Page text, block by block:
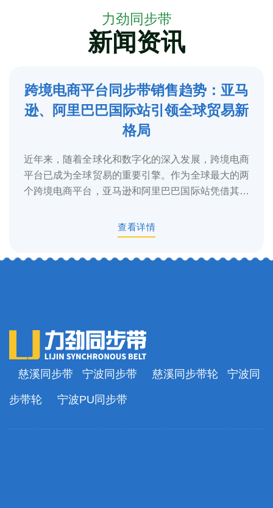
力劲同步带
新闻资讯
5
2025-3
跨境电商平台同步带销售趋势：亚马
逊、阿里巴巴国际站引领全球贸易新
格局
近年来，随着全球化和数字化的深入发展，跨境电商
平台已成为全球贸易的重要引擎。作为全球最大的两
个跨境电商平台，亚马逊和阿里巴巴国际站凭借其庞
查看详情
慈溪同步带 宁波同步带 慈溪同步带轮 宁波同
步带轮 宁波PU同步带